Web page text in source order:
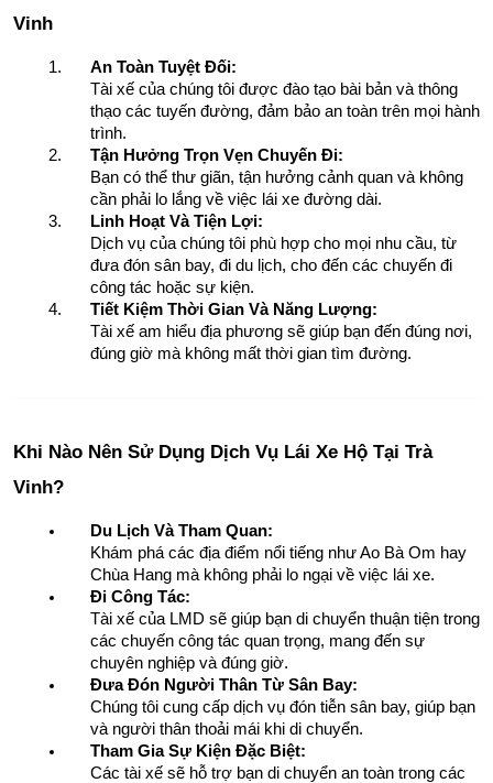
Vinh
An Toàn Tuyệt Đối:
Tài xế của chúng tôi được đào tạo bài bản và thông
thạo các tuyến đường, đảm bảo an toàn trên mọi hành
trình.
Tận Hưởng Trọn Vẹn Chuyến Đi:
Bạn có thể thư giãn, tận hưởng cảnh quan và không
cần phải lo lắng về việc lái xe đường dài.
Linh Hoạt Và Tiện Lợi:
Dịch vụ của chúng tôi phù hợp cho mọi nhu cầu, từ
đưa đón sân bay, đi du lịch, cho đến các chuyến đi
công tác hoặc sự kiện.
Tiết Kiệm Thời Gian Và Năng Lượng:
Tài xế am hiểu địa phương sẽ giúp bạn đến đúng nơi,
đúng giờ mà không mất thời gian tìm đường.
Khi Nào Nên Sử Dụng Dịch Vụ Lái Xe Hộ Tại Trà
Vinh?
Du Lịch Và Tham Quan:
Khám phá các địa điểm nổi tiếng như Ao Bà Om hay
Chùa Hang mà không phải lo ngại về việc lái xe.
Đi Công Tác:
Tài xế của LMD sẽ giúp bạn di chuyển thuận tiện trong
các chuyến công tác quan trọng, mang đến sự
chuyên nghiệp và đúng giờ.
Đưa Đón Người Thân Từ Sân Bay:
Chúng tôi cung cấp dịch vụ đón tiễn sân bay, giúp bạn
và người thân thoải mái khi di chuyển.
Tham Gia Sự Kiện Đặc Biệt:
Các tài xế sẽ hỗ trợ bạn di chuyển an toàn trong các